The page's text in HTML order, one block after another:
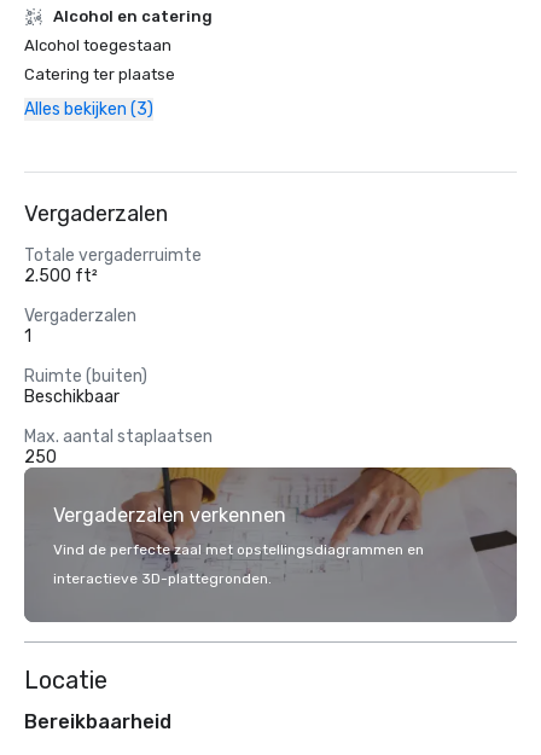
Alcohol en catering
Alcohol toegestaan
Catering ter plaatse
Alles bekijken (3)
Vergaderzalen
Totale vergaderruimte
2.500 ft²
Vergaderzalen
1
Ruimte (buiten)
Beschikbaar
Max. aantal staplaatsen
250
Vergaderzalen verkennen
Vind de perfecte zaal met opstellingsdiagrammen en
interactieve 3D-plattegronden.
Locatie
Bereikbaarheid